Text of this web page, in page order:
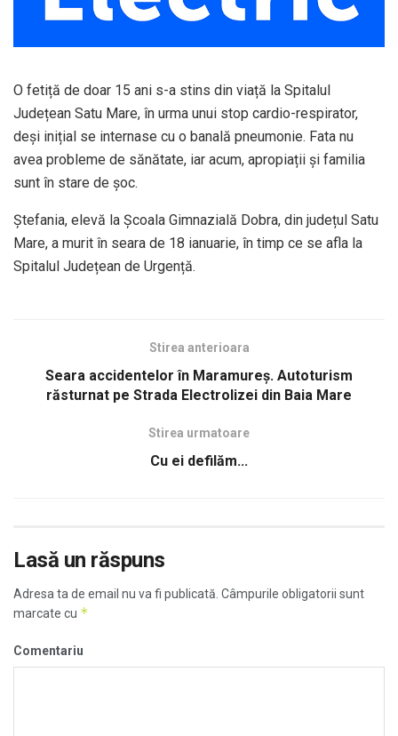
O fetiță de doar 15 ani s-a stins din viață la Spitalul
Județean Satu Mare, în urma unui stop cardio-respirator,
deși inițial se internase cu o banală pneumonie. Fata nu
avea probleme de sănătate, iar acum, apropiații și familia
sunt în stare de șoc.
Ștefania, elevă la Școala Gimnazială Dobra, din județul Satu
Mare, a murit în seara de 18 ianuarie, în timp ce se afla la
Spitalul Județean de Urgență.
Stirea anterioara
Seara accidentelor în Maramureș. Autoturism
răsturnat pe Strada Electrolizei din Baia Mare
Stirea urmatoare
Cu ei defilăm...
Lasă un răspuns
Adresa ta de email nu va fi publicată. Câmpurile obligatorii sunt
marcate cu *
Comentariu